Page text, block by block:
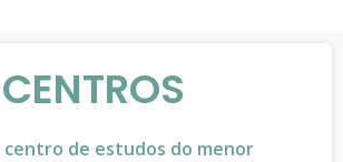
CENTROS
centro de estudos do menor